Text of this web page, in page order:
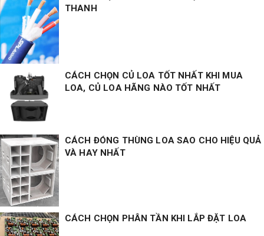
THANH
CÁCH CHỌN CỦ LOA TỐT NHẤT KHI MUA
LOA, CỦ LOA HÃNG NÀO TỐT NHẤT
CÁCH ĐÓNG THÙNG LOA SAO CHO HIỆU QUẢ
VÀ HAY NHẤT
CÁCH CHỌN PHÂN TẦN KHI LẮP ĐẶT LOA